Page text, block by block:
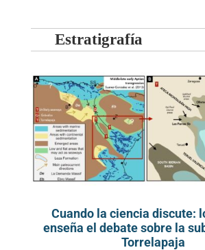
Estratigrafía
Cuando la ciencia discute:
enseña el debate sobre la
Torrelapaja